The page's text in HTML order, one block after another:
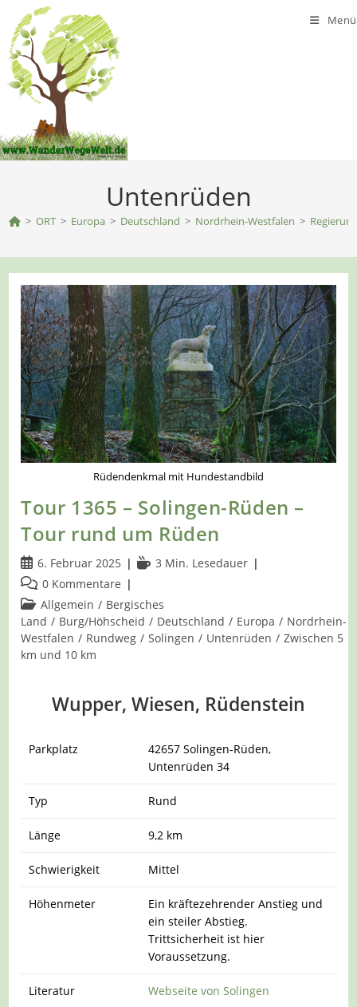
Inhalt
springen
Menü
Untenrüden
> ORT > Europa > Deutschland > Nordrhein-Westfalen >
Rüdendenkmal mit Hundestandbild
Tour 1365 – Solingen-Rüden –
Tour rund um Rüden
Beitrag
veröffentlicht:
6. Februar 2025 Lesedauer:
3 Min. Lesedauer
Beitrags-
Kommentare:
0 Kommentare
Beitrags-
Kategorie:
Allgemein / Bergisches
Land / Burg/Höhscheid / Deutschland / Europa / Nordrhein-
Westfalen / Rundweg / Solingen / Untenrüden / Zwischen 5
km und 10 km
Wupper, Wiesen, Rüdenstein
Parkplatz
42657 Solingen-Rüden,
Untenrüden 34
Typ Rund
Länge 9,2 km
Schwierigkeit Mittel
Höhenmeter
Ein kräftezehrender Anstieg und
ein steiler Abstieg.
Trittsicherheit ist hier
Voraussetzung.
Literatur Webseite von Solingen